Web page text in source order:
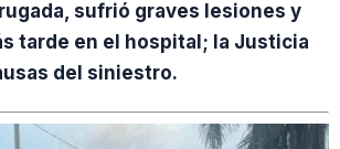
sufrió graves lesiones y
tarde en el hospital; la Justicia
del siniestro.